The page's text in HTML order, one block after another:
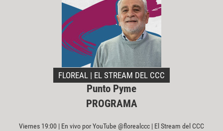
FLOREAL | EL STREAM DEL CCC
Punto Pyme
PROGRAMA
Viernes 19:00 | En vivo por YouTube @florealccc | El Stream del CCC